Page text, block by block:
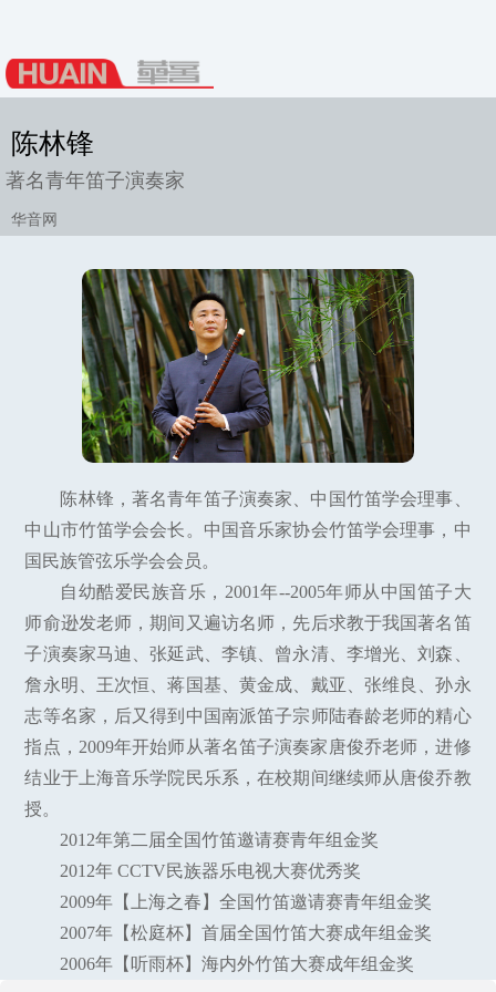
陈林锋
著名青年笛子演奏家
华音网
陈林锋，著名青年笛子演奏家、中国竹笛学会理事、
中山市竹笛学会会长。中国音乐家协会竹笛学会理事，中
国民族管弦乐学会会员。
自幼酷爱民族音乐，2001年--2005年师从中国笛子大
师俞逊发老师，期间又遍访名师，先后求教于我国著名笛
子演奏家马迪、张延武、李镇、曾永清、李增光、刘森、
詹永明、王次恒、蒋国基、黄金成、戴亚、张维良、孙永
志等名家，后又得到中国南派笛子宗师陆春龄老师的精心
指点，2009年开始师从著名笛子演奏家唐俊乔老师，进修
结业于上海音乐学院民乐系，在校期间继续师从唐俊乔教
授。
2012年第二届全国竹笛邀请赛青年组金奖
2012年 CCTV民族器乐电视大赛优秀奖
2009年【上海之春】全国竹笛邀请赛青年组金奖
2007年【松庭杯】首届全国竹笛大赛成年组金奖
2006年【听雨杯】海内外竹笛大赛成年组金奖